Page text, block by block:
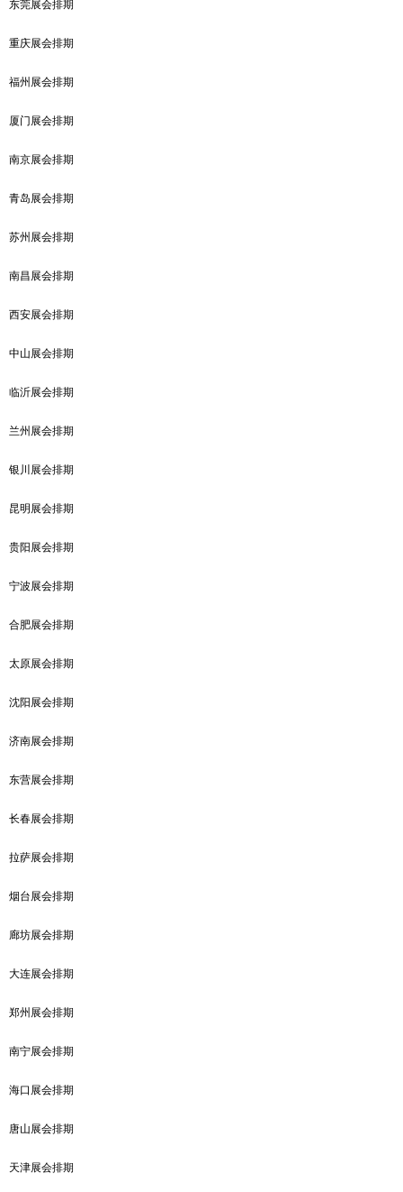
东莞展会排期
重庆展会排期
福州展会排期
厦门展会排期
南京展会排期
青岛展会排期
苏州展会排期
南昌展会排期
西安展会排期
中山展会排期
临沂展会排期
兰州展会排期
银川展会排期
昆明展会排期
贵阳展会排期
宁波展会排期
合肥展会排期
太原展会排期
沈阳展会排期
济南展会排期
东营展会排期
长春展会排期
拉萨展会排期
烟台展会排期
廊坊展会排期
大连展会排期
郑州展会排期
南宁展会排期
海口展会排期
唐山展会排期
天津展会排期